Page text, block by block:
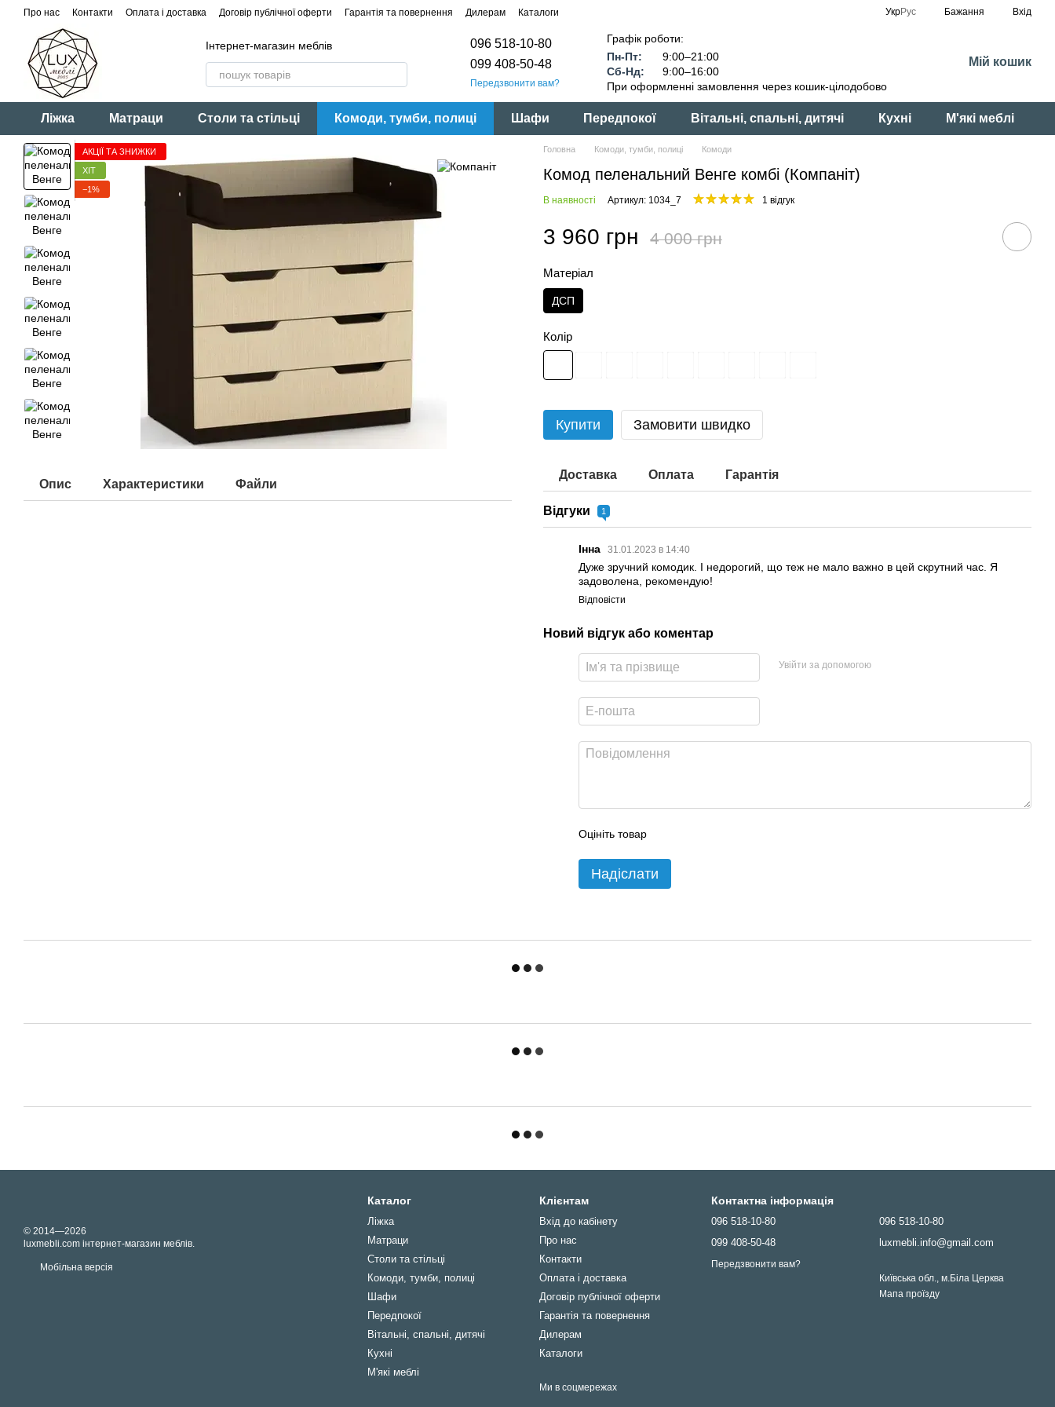
Перейти до основного контенту
Про нас Контакти Оплата і доставка Договір публічної оферти Гарантія та повернення Дилерам Каталоги УкрРус Бажання Вхід
Інтернет-магазин меблів
096 518-10-80
099 408-50-48
Передзвонити вам?
Графік роботи:
Пн-Пт:
9:00–21:00
Сб-Нд:
9:00–16:00
При оформленні замовлення через кошик-цілодобово
Мій кошик
Ліжка Матраци Столи та стільці Комоди, тумби, полиці Шафи Передпокої Вітальні, спальні, дитячі Кухні М'які меблі
АКЦІЇ ТА ЗНИЖКИ
ХІТ
−1%
Опис Характеристики Файли
Головна Комоди, тумби, полиці Комоди
Комод пеленальний Венге комбі (Компаніт)
В наявності Артикул: 1034_7 1 відгук
3 960 грн 4 000 грн
Матеріал
ДСП
Колір
Купити Замовити швидко
Доставка Оплата Гарантія
Відгуки 1
Інна 31.01.2023 в 14:40
Дуже зручний комодик. І недорогий, що теж не мало важно в цей скрутний час. Я
задоволена, рекомендую!
Відповісти
Новий відгук або коментар
Увійти за допомогою
Оцініть товар
Надіслати
© 2014—2026
luxmebli.com інтернет-магазин меблів.
Мобільна версія
Каталог
Ліжка
Матраци
Столи та стільці
Комоди, тумби, полиці
Шафи
Передпокої
Вітальні, спальні, дитячі
Кухні
М'які меблі
Клієнтам
Вхід до кабінету
Про нас
Контакти
Оплата і доставка
Договір публічної оферти
Гарантія та повернення
Дилерам
Каталоги
Ми в соцмережах
Контактна інформація
096 518-10-80
099 408-50-48
Передзвонити вам?
096 518-10-80
luxmebli.info@gmail.com
Київська обл., м.Біла Церква
Мапа проїзду